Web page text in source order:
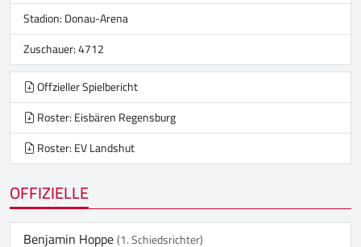
Stadion:Donau-Arena
Zuschauer: 4712
Offzieller Spielbericht
Roster: Eisbären Regensburg
Roster: EV Landshut
OFFIZIELLE
Benjamin Hoppe(1. Schiedsrichter)